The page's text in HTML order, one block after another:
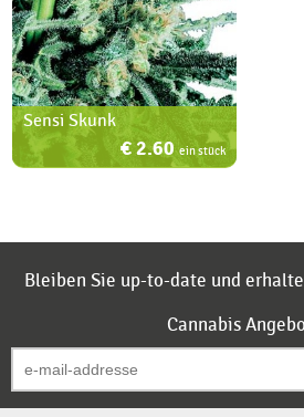
Sensi Skunk
€ 2.60ein stück
Bleiben Sie up-to-date und
Cannabis